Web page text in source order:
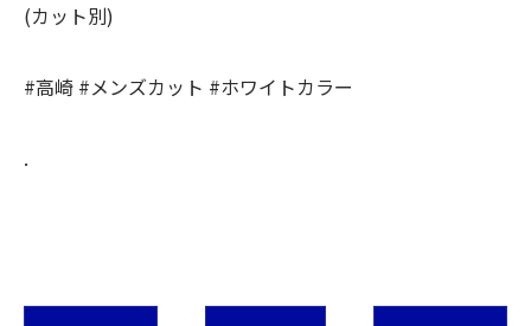
(カット別)
#高崎 #メンズカット #ホワイトカラー
.